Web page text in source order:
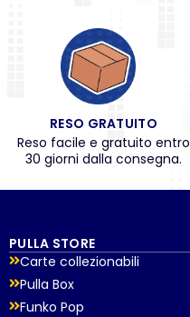
RESO GRATUITO
Reso facile e gratuito entro
30 giorni dalla consegna.
PULLA STORE
Carte collezionabili
Pulla Box
Funko Pop